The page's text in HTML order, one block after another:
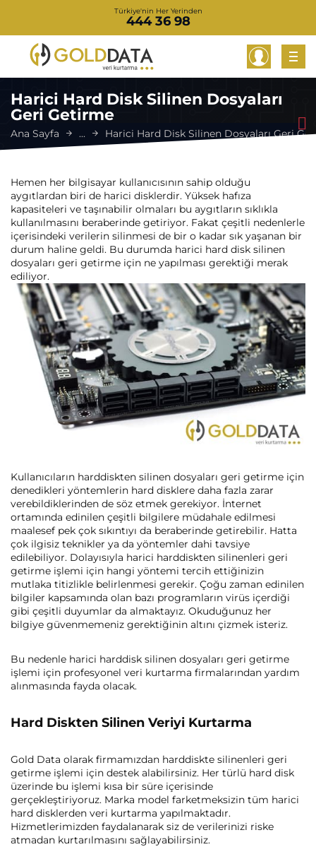
Türkiye'nin Her Yerinden
444 36 98
Harici Hard Disk Silinen Dosyaları
Geri Getirme
Ana Sayfa ... Harici Hard Disk Silinen Dosyaları Geri
Hemen her bilgisayar kullanıcısının sahip olduğu
aygıtlardan biri de harici disklerdir. Yüksek hafıza
kapasiteleri ve taşınabilir olmaları bu aygıtların sıklıkla
kullanılmasını beraberinde getiriyor. Fakat çeşitli nedenlerle
içerisindeki verilerin silinmesi de bir o kadar sık yaşanan bir
durum haline geldi. Bu durumda harici hard disk silinen
dosyaları geri getirme için ne yapılması gerektiği merak
ediliyor.
Kullanıcıların harddiskten silinen dosyaları geri getirme için
denedikleri yöntemlerin hard disklere daha fazla zarar
verebildiklerinden de söz etmek gerekiyor. İnternet
ortamında edinilen çeşitli bilgilere müdahale edilmesi
maalesef pek çok sıkıntıyı da beraberinde getirebilir. Hatta
çok ilgisiz teknikler ya da yöntemler dahi tavsiye
edilebiliyor. Dolayısıyla harici harddiskten silinenleri geri
getirme işlemi için hangi yöntemi tercih ettiğinizin
mutlaka titizlikle belirlenmesi gerekir. Çoğu zaman edinilen
bilgiler kapsamında olan bazı programların virüs içerdiği
gibi çeşitli duyumlar da almaktayız. Okuduğunuz her
bilgiye güvenmemeniz gerektiğinin altını çizmek isteriz.
Bu nedenle harici harddisk silinen dosyaları geri getirme
işlemi için profesyonel veri kurtarma firmalarından yardım
alınmasında fayda olacak.
Hard Diskten Silinen Veriyi Kurtarma
Gold Data olarak firmamızdan harddiskte silinenleri geri
getirme işlemi için destek alabilirsiniz. Her türlü hard disk
üzerinde bu işlemi kısa bir süre içerisinde
gerçekleştiriyoruz. Marka model farketmeksizin tüm harici
hard disklerden veri kurtarma yapılmaktadır.
Hizmetlerimizden faydalanarak siz de verilerinizi riske
atmadan kurtarılmasını sağlayabilirsiniz.